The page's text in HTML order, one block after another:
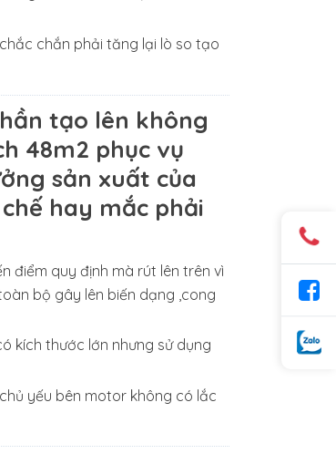
chắn phải tăng lại lò so tạo
tạo lên không
48m2 phục vụ
sản xuất của
hay mắc phải
điểm quy định mà rút lên trên vì
bộ gây lên biến dạng ,cong
kích thước lớn nhưng sử dụng
yếu bên motor không có lắc